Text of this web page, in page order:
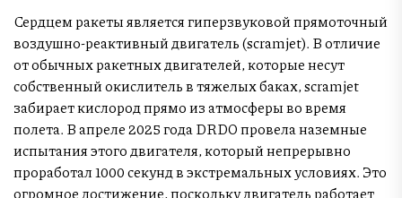
Сердцем ракеты является гиперзвуковой прямоточный
воздушно-реактивный двигатель (scramjet). В отличие
от обычных ракетных двигателей, которые несут
собственный окислитель в тяжелых баках, scramjet
забирает кислород прямо из атмосферы во время
полета. В апреле 2025 года DRDO провела наземные
испытания этого двигателя, который непрерывно
проработал 1000 секунд в экстремальных условиях. Это
огромное достижение, поскольку двигатель работает